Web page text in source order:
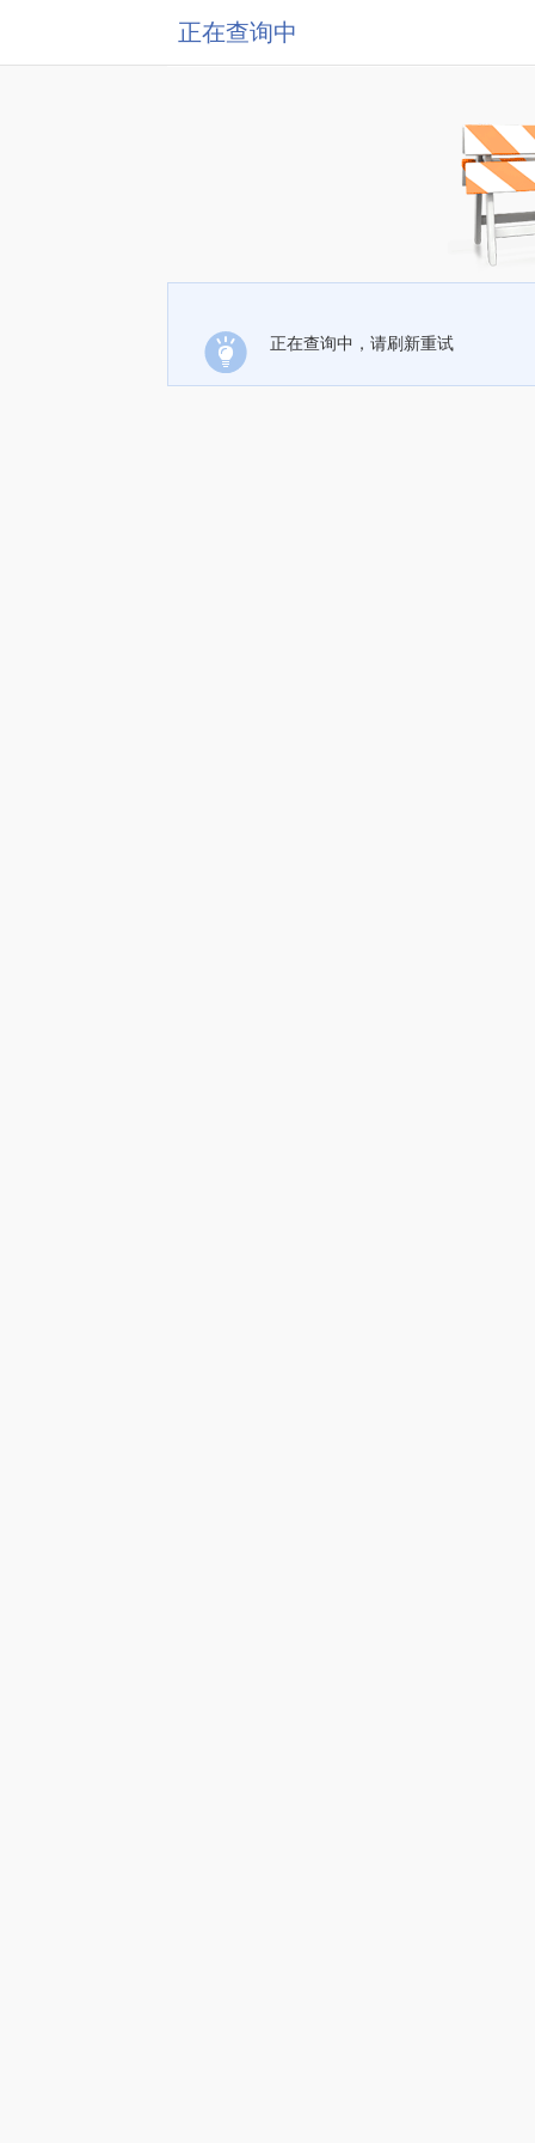
正在查询中
正在查询中，请刷新重试